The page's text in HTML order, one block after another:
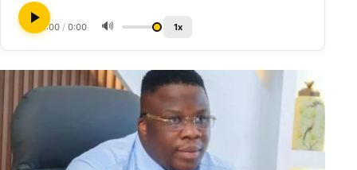
0:00 / 0:00 🔊 1x